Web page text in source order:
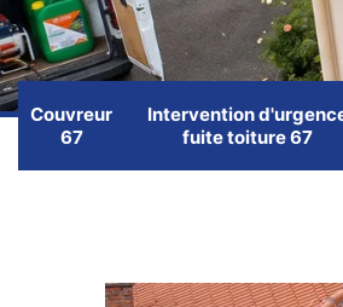
Couvreur
67
Intervention
fuite toiture 67